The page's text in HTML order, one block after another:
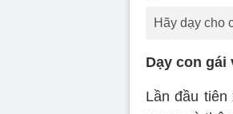
Hãy dạy cho
Dạy con
Lần đầu tiên